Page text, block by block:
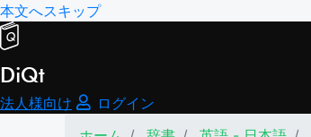
本文へスキップ
DiQt
法人様向け
ログイン